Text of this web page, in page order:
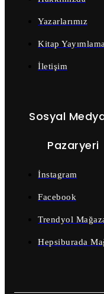
Yazarlarımız
Kitap
İletişim
Sosyal
Pazaryeri
İnstagram
Facebook
Trendyol
Hepsiburada